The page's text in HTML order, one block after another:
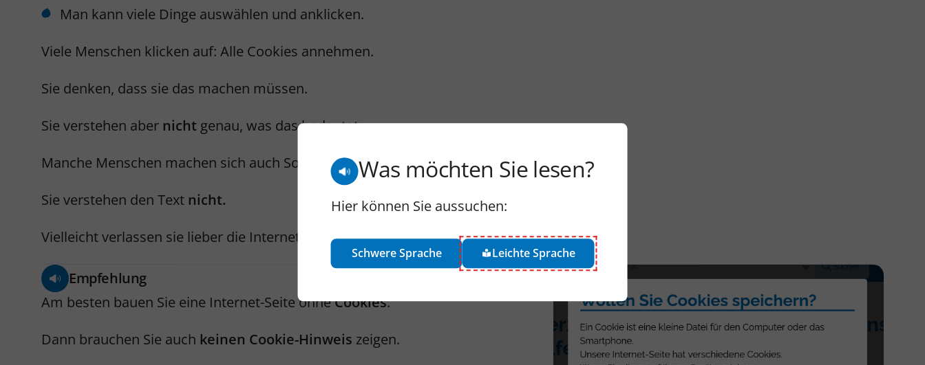
Man kann viele Dinge auswählen und anklicken.
Viele Menschen klicken auf: Alle Cookies annehmen.
Sie denken, dass sie das machen müssen.
Sie verstehen aber nicht genau, was das bedeutet.
Manche Menschen machen sich auch Sorgen.
Sie verstehen den Text nicht.
Vielleicht verlassen sie lieber die Internet-Seite.
Empfehlung
Am besten bauen Sie eine Internet-Seite ohneCookies.
Dann brauchen Sie auch keinen Cookie-Hinweis zeigen.
Was möchten Sie lesen?
Hier können Sie aussuchen:
Schwere Sprache Leichte Sprache